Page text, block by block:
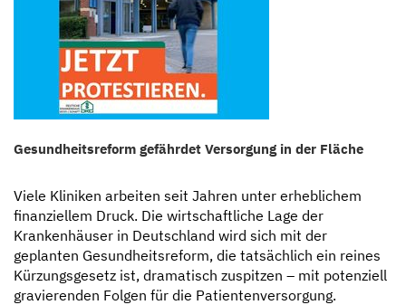
Gesundheitsreform gefährdet Versorgung in der Fläche
Viele Kliniken arbeiten seit Jahren unter erheblichem
finanziellem Druck. Die wirtschaftliche Lage der
Krankenhäuser in Deutschland wird sich mit der
geplanten Gesundheitsreform, die tatsächlich ein reines
Kürzungsgesetz ist, dramatisch zuspitzen – mit potenziell
gravierenden Folgen für die Patientenversorgung.